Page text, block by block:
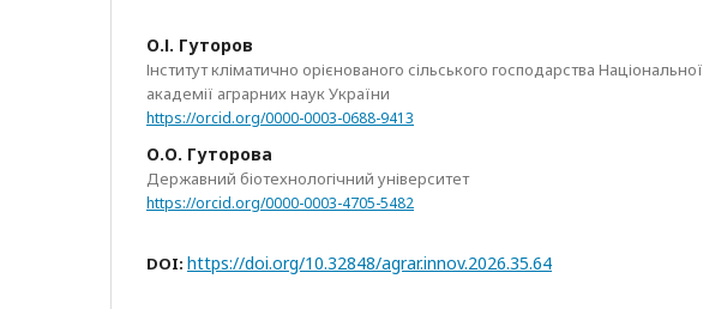
О.І. Гуторов
Інститут кліматично орієнованого сільського господарства Національної
академії аграрних наук України
https://orcid.org/0000-0003-0688-9413
О.О. Гуторова
Державний біотехнологічний університет
https://orcid.org/0000-0003-4705-5482
DOI: https://doi.org/10.32848/agrar.innov.2026.35.64